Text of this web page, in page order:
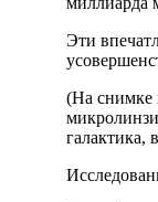
Эти
(На снимке
галактика,